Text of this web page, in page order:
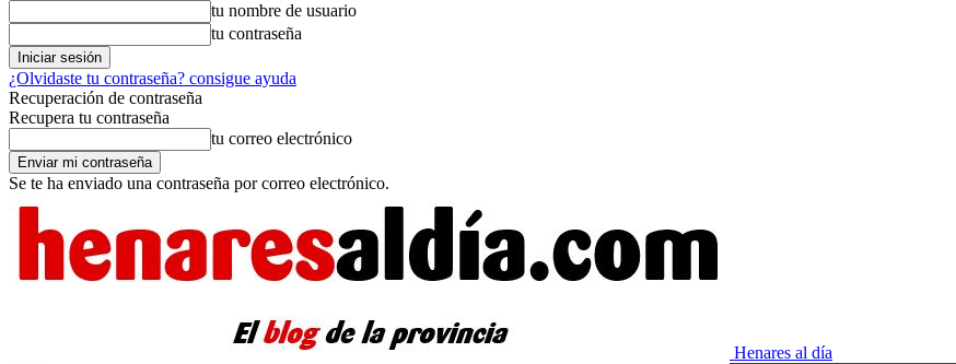
tu nombre de usuario
tu contraseña
¿Olvidaste tu contraseña? consigue ayuda
Recuperación de contraseña
Recupera tu contraseña
tu correo electrónico
Se te ha enviado una contraseña por correo electrónico.
Henares al día